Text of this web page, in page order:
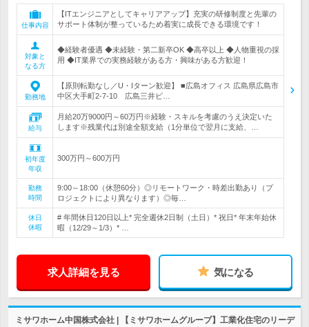
仕事内容
【ITエンジニアとしてキャリアアップ】充実の研修制度と先輩の
サポート体制が整っているため着実に成長できる環境です！
対象と
なる方
◆経験者優遇 ◆未経験・第二新卒OK ◆高卒以上 ◆人物重視の採
用 ◆IT業界での実務経験がある方・興味がある方歓迎！
勤務地
【原則転勤なし／U・Iターン歓迎】 ■広島オフィス 広島県広島市
中区大手町2-7-10 広島三井ビ…
給与
月給20万9000円～60万円※経験・スキルを考慮のうえ決定いた
します※残業代は別途全額支給（1分単位で翌月に支給、…
初年度
年収
300万円～600万円
勤務
時間
9:00～18:00（休憩60分）◎リモートワーク・時差出勤あり（プ
ロジェクトにより異なります）◎毎…
休日
休暇
# 年間休日120日以上* 完全週休2日制（土日）* 祝日* 年末年始休
暇（12/29～1/3）* …
求人詳細を見る 気になる
ミサワホーム中国株式会社 | 【ミサワホームグループ】工業化住宅のリーデ